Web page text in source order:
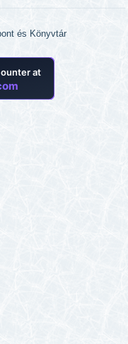
és Könyvtár